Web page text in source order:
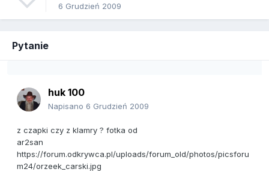
6 Grudzień 2009
Pytanie
huk 100
Napisano 6 Grudzień 2009
z czapki czy z klamry ? fotka od
ar2san
https://forum.odkrywca.pl/uploads/forum_old/photos/picsforu
m24/orzeek_carski.jpg